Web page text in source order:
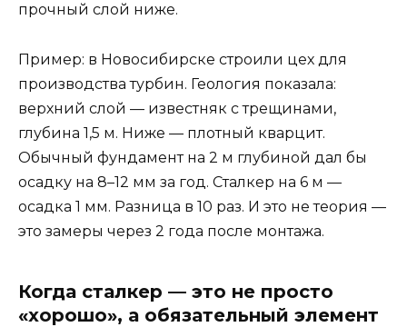
прочный слой ниже.
Пример: в Новосибирске строили цех для
производства турбин. Геология показала:
верхний слой — известняк с трещинами,
глубина 1,5 м. Ниже — плотный кварцит.
Обычный фундамент на 2 м глубиной дал бы
осадку на 8–12 мм за год. Сталкер на 6 м —
осадка 1 мм. Разница в 10 раз. И это не теория —
это замеры через 2 года после монтажа.
Когда сталкер — это не просто
«хорошо», а обязательный элемент